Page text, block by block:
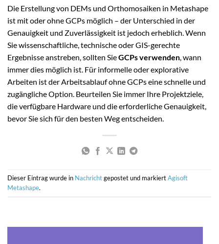
Die Erstellung von DEMs und Orthomosaiken in Metashape
ist mit oder ohne GCPs möglich – der Unterschied in der
Genauigkeit und Zuverlässigkeit ist jedoch erheblich. Wenn
Sie wissenschaftliche, technische oder GIS-gerechte
Ergebnisse anstreben, sollten SieGCPs verwenden, wann
immer dies möglich ist. Für informelle oder explorative
Arbeiten ist der Arbeitsablauf ohne GCPs eine schnelle und
zugängliche Option. Beurteilen Sie immer Ihre Projektziele,
die verfügbare Hardware und die erforderliche Genauigkeit,
bevor Sie sich für den besten Weg entscheiden.
Dieser Eintrag wurde in Nachrichtgepostet und markiertAgisoft
Metashape.